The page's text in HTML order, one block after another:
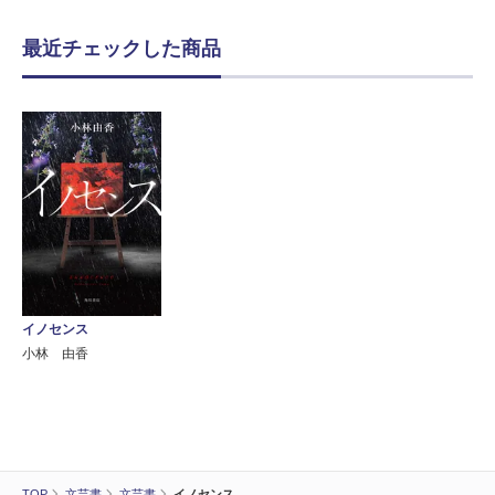
最近チェックした商品
イノセンス
小林 由香